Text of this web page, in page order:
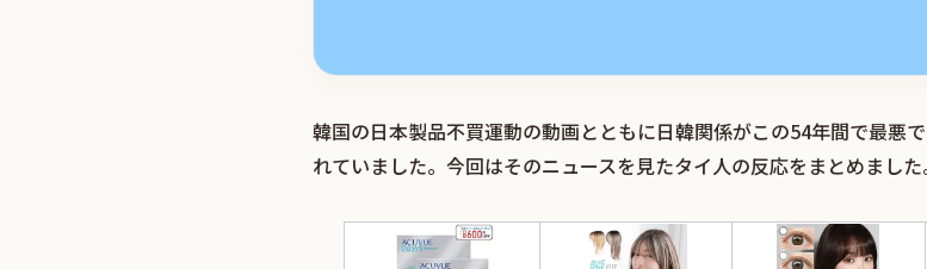
韓国の日本製品不買運動の動画とともに日韓関係がこの54年間で最悪
れていました。今回はそのニュースを見たタイ人の反応をまとめました